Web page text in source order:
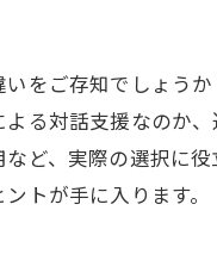
をご存知でしょう
る対話支援なのか
ど、実際の選択に
トが手に入ります。